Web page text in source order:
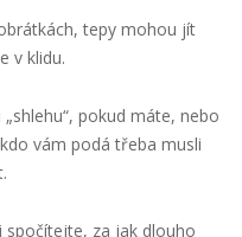
tepy mohou jít
v klidu.
pokud máte, nebo
vám podá třeba musli
spočítejte, za jak dlouho